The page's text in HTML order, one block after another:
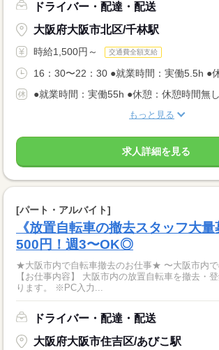
ドライバー・配達・配送
大阪府大阪市北区/千林駅
時給1,500円～ 交通費全額支給
16：30〜22：30 ●就業時間：実働5.5h ●休
●就業時間：実働55h ●休憩：休憩時間無し
もっと見る
求人詳細を見る
[パート・アルバイト]
《放置自転車の撤去スタッフ大
500円！週3〜OK◎
★大阪市内で自転車撤去のお仕事★ 〜大阪市内で
【お仕事内容】 大阪市内の放置自転車を撤去・
ります。 ※PC入力...
ドライバー・配達・配送
大阪府大阪市住吉区/あびこ駅